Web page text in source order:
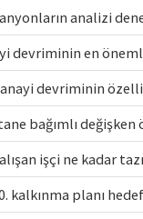
analizi
devriminin en
devriminin
bağımlı değişken
işçi ne kadar
kalkınma planı